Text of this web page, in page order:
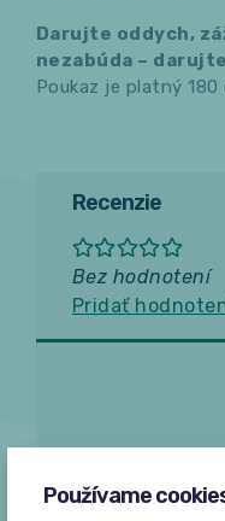
Darujte oddych,
nezabúda –
Poukaz je platný 180
Recenzie
Bez hodnotení
Pridať
Používame